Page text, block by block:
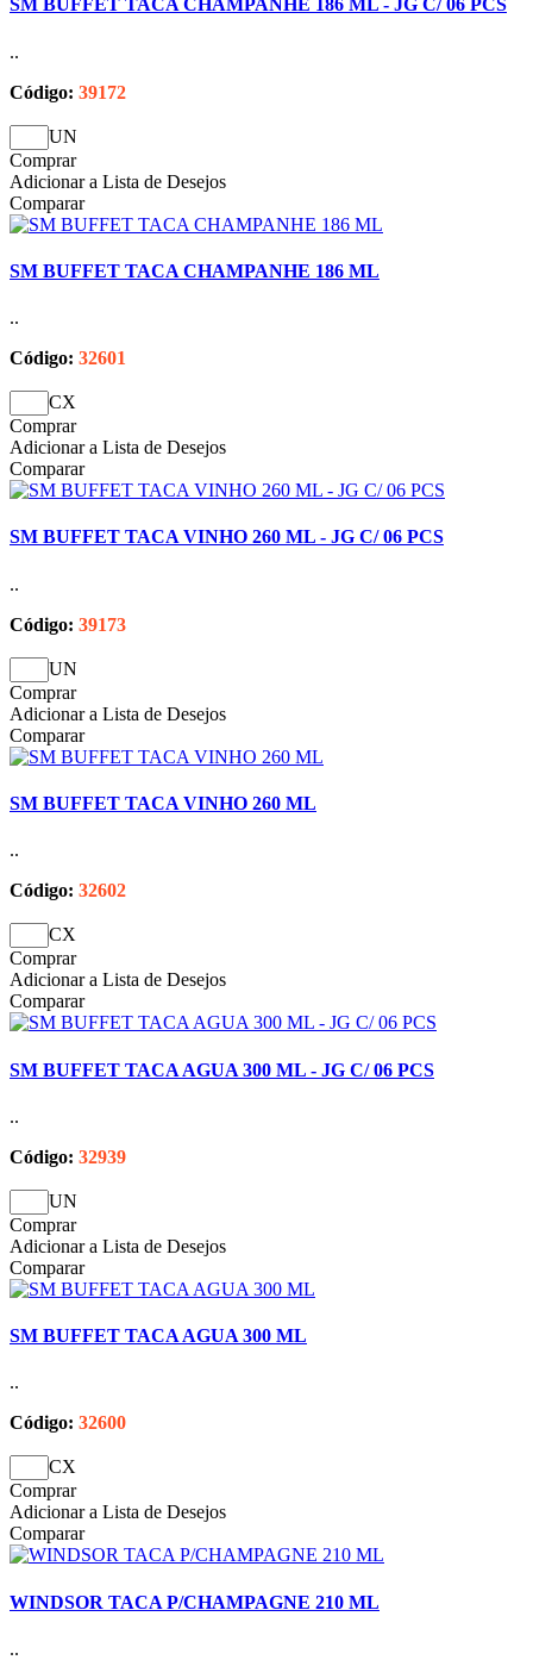
SM BUFFET TACA CHAMPANHE 186 ML - JG C/ 06 PCS
..
Código: 39172
UN
Comprar
Adicionar a Lista de Desejos
Comparar
SM BUFFET TACA CHAMPANHE 186 ML
..
Código: 32601
CX
Comprar
Adicionar a Lista de Desejos
Comparar
SM BUFFET TACA VINHO 260 ML - JG C/ 06 PCS
..
Código: 39173
UN
Comprar
Adicionar a Lista de Desejos
Comparar
SM BUFFET TACA VINHO 260 ML
..
Código: 32602
CX
Comprar
Adicionar a Lista de Desejos
Comparar
SM BUFFET TACA AGUA 300 ML - JG C/ 06 PCS
..
Código: 32939
UN
Comprar
Adicionar a Lista de Desejos
Comparar
SM BUFFET TACA AGUA 300 ML
..
Código: 32600
CX
Comprar
Adicionar a Lista de Desejos
Comparar
WINDSOR TACA P/CHAMPAGNE 210 ML
..